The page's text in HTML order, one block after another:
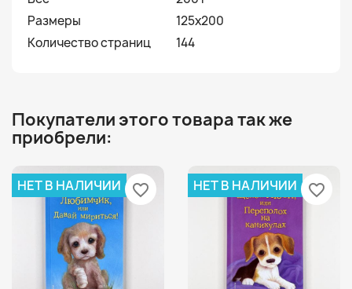
Размеры
125x200
Количество страниц
144
Покупатели этого товара так же
приобрели:
НЕТ В НАЛИЧИИ favorite_border НЕТ В НАЛИЧИИ favorite_border